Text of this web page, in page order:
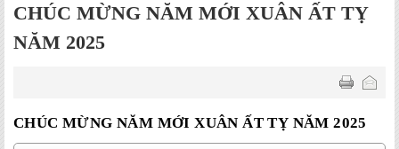
CHÚC MỪNG NĂM MỚI XUÂN ẤT TỴ
NĂM 2025
CHÚC MỪNG NĂM MỚI XUÂN ẤT TỴ NĂM 2025